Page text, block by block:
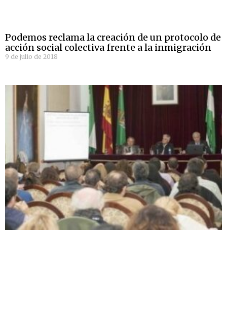
Podemos reclama la creación de un protocolo de
acción social colectiva frente a la inmigración
9 de julio de 2018